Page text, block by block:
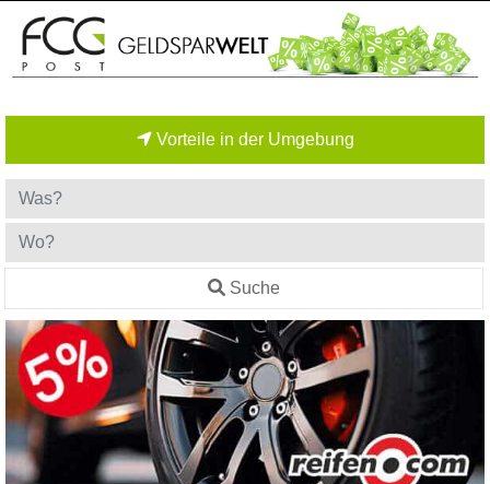
Vorteile in der Umgebung
Suche